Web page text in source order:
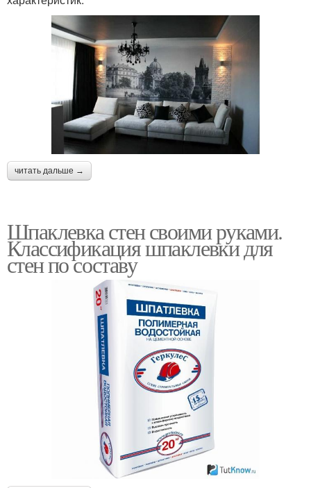
читать дальше →
Шпаклевка стен своими руками.
Классификация шпаклевки для
стен по составу